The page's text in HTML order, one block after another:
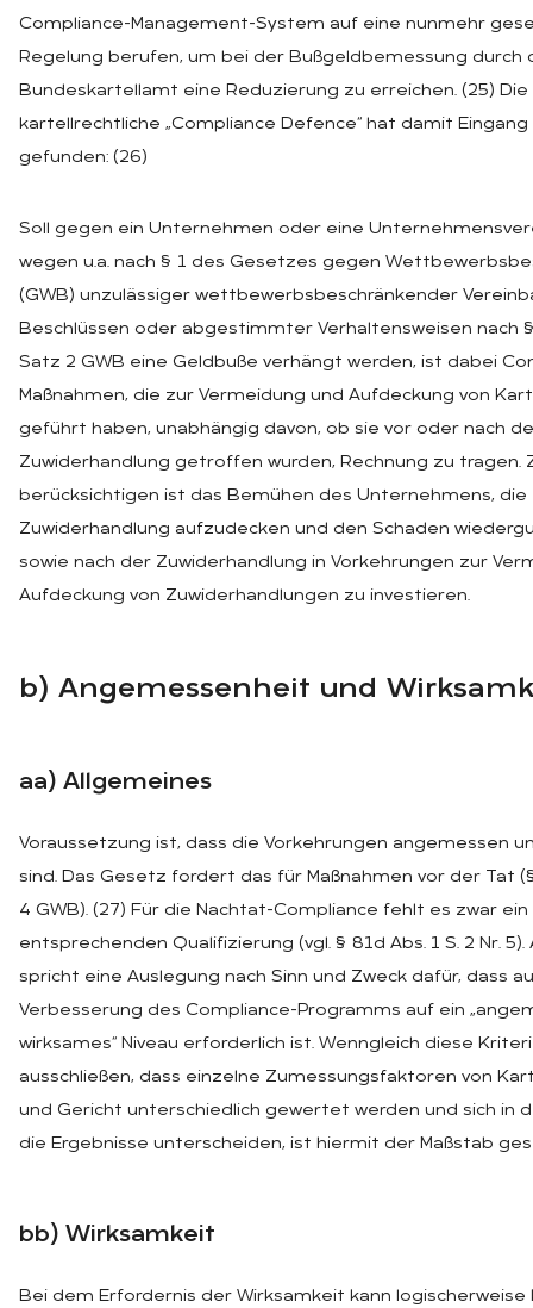
Compliance-Management-System auf eine nunmehr
Regelung berufen, um bei der Bußgeldbemessung durch
Bundeskartellamt eine Reduzierung zu erreichen. (25) Die
kartellrechtliche „Compliance Defence“ hat damit Eingang
gefunden: (26)
Soll gegen ein Unternehmen oder eine
wegen u.a. nach § 1 des Gesetzes gegen
(GWB) unzulässiger wettbewerbsbeschränkender
Beschlüssen oder abgestimmter Verhaltensweisen nach §
Satz 2 GWB eine Geldbuße verhängt werden, ist dabei
Maßnahmen, die zur Vermeidung und Aufdeckung von
geführt haben, unabhängig davon, ob sie vor oder nach
Zuwiderhandlung getroffen wurden, Rechnung zu tragen.
berücksichtigen ist das Bemühen des Unternehmens, die
Zuwiderhandlung aufzudecken und den Schaden
sowie nach der Zuwiderhandlung in Vorkehrungen zur
Aufdeckung von Zuwiderhandlungen zu investieren.
b) An­ge­mes­sen­heit und
aa) All­ge­mei­nes
Voraussetzung ist, dass die Vorkehrungen angemessen
sind. Das Gesetz fordert das für Maßnahmen vor der Tat
4 GWB). (27) Für die Nachtat-Compliance fehlt es zwar
entsprechenden Qualifizierung (vgl. § 81d Abs. 1 S. 2 Nr. 5).
spricht eine Auslegung nach Sinn und Zweck dafür, dass
Verbesserung des Compliance-Programms auf ein
wirksames“ Niveau erforderlich ist. Wenngleich diese
ausschließen, dass einzelne Zumessungsfaktoren von
und Gericht unterschiedlich gewertet werden und sich in
die Ergebnisse unterscheiden, ist hiermit der Maßstab
bb) Wirk­sam­keit
Bei dem Erfordernis der Wirksamkeit kann logischerweise